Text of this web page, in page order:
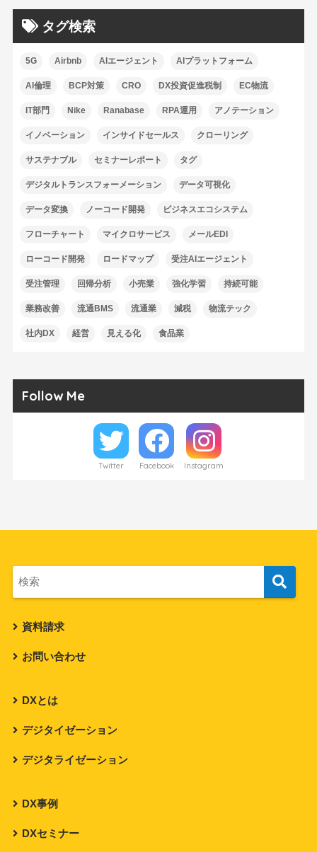
タグ検索
5G Airbnb AIエージェント AIプラットフォーム
AI倫理 BCP対策 CRO DX投資促進税制 EC物流
IT部門 Nike Ranabase RPA運用 アノテーション
イノベーション インサイドセールス クローリング
サステナブル セミナーレポート タグ
デジタルトランスフォーメーション データ可視化
データ変換 ノーコード開発 ビジネスエコシステム
フローチャート マイクロサービス メールEDI
ローコード開発 ロードマップ 受注AIエージェント
受注管理 回帰分析 小売業 強化学習 持続可能
業務改善 流通BMS 流通業 減税 物流テック
社内DX 経営 見える化 食品業
Follow Me
Twitter Facebook Instagram
資料請求
お問い合わせ
DXとは
デジタイゼーション
デジタライゼーション
DX事例
DXセミナー